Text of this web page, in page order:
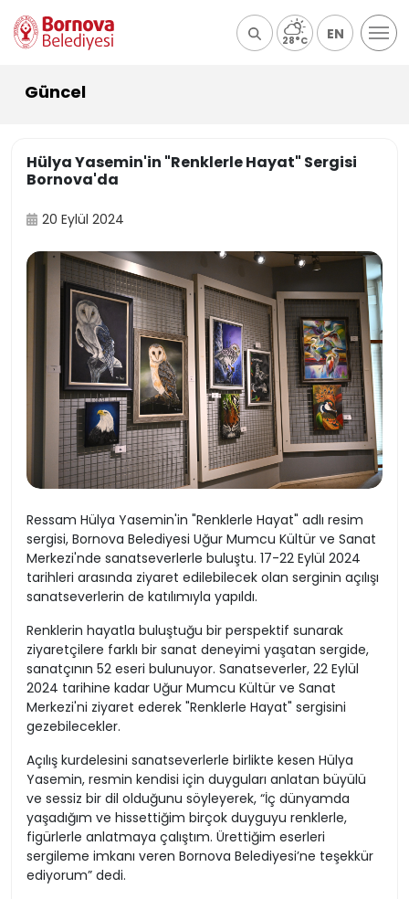
28°C EN
Güncel
Hülya Yasemin'in "Renklerle Hayat" Sergisi
Bornova'da
20 Eylül 2024
Ressam Hülya Yasemin'in "Renklerle Hayat" adlı resim
sergisi, Bornova Belediyesi Uğur Mumcu Kültür ve Sanat
Merkezi'nde sanatseverlerle buluştu. 17-22 Eylül 2024
tarihleri arasında ziyaret edilebilecek olan serginin açılışı
sanatseverlerin de katılımıyla yapıldı.
Renklerin hayatla buluştuğu bir perspektif sunarak
ziyaretçilere farklı bir sanat deneyimi yaşatan sergide,
sanatçının 52 eseri bulunuyor. Sanatseverler, 22 Eylül
2024 tarihine kadar Uğur Mumcu Kültür ve Sanat
Merkezi'ni ziyaret ederek "Renklerle Hayat" sergisini
gezebilecekler.
Açılış kurdelesini sanatseverlerle birlikte kesen Hülya
Yasemin, resmin kendisi için duyguları anlatan büyülü
ve sessiz bir dil olduğunu söyleyerek, “İç dünyamda
yaşadığım ve hissettiğim birçok duyguyu renklerle,
figürlerle anlatmaya çalıştım. Ürettiğim eserleri
sergileme imkanı veren Bornova Belediyesi’ne teşekkür
ediyorum” dedi.